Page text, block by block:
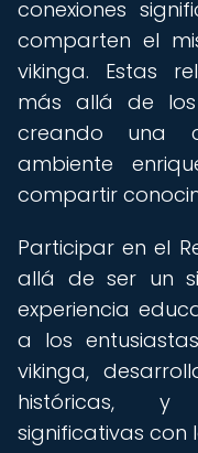
conexiones
comparten el
vikinga. Estas
más allá de los
creando una
ambiente
compartir
Participar en el
allá de ser un
experiencia
a los
vikinga,
históricas, y
significativas con